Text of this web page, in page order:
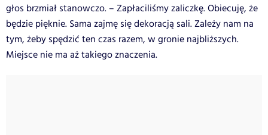
głos brzmiał stanowczo. – Zapłaciliśmy zaliczkę. Obiecuję, że
będzie pięknie. Sama zajmę się dekoracją sali. Zależy nam na
tym, żeby spędzić ten czas razem, w gronie najbliższych.
Miejsce nie ma aż takiego znaczenia.